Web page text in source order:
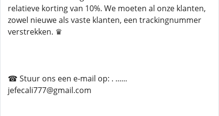
relatieve korting van 10%. We moeten al onze klanten,
zowel nieuwe als vaste klanten, een trackingnummer
verstrekken. ♛
☎ Stuur ons een e-mail op: . ......
jefecali777@gmail.com